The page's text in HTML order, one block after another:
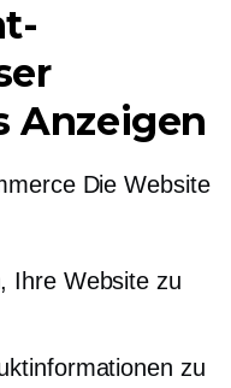
Anzeigen
Die Website
Ihre Website zu
zu